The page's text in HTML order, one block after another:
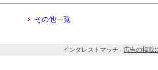
その他一覧
インタレストマッチ - 広告の掲載